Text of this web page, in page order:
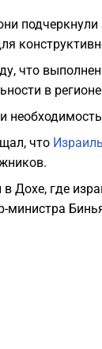
что
в
что
Дохе, где
министра